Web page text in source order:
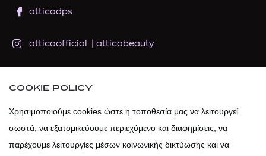
atticadps
atticaofficial atticabeauty
atticadps
COOKIE POLICY
Χρησιμοποιούμε cookies ώστε η τοποθεσία μας να λειτουργεί
σωστά, να εξατομικεύουμε περιεχόμενο και διαφημίσεις, να
παρέχουμε λειτουργίες μέσων κοινωνικής δικτύωσης και να